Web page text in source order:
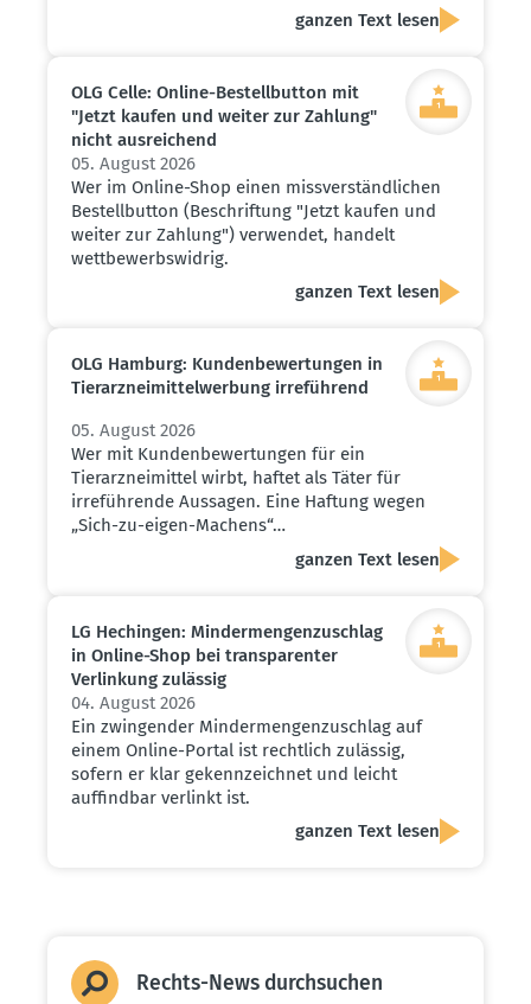
ganzen Text lesen
OLG Celle: Online-Bestell­button mit
"Jetzt kaufen und weiter zur Zahlung"
nicht ausrei­chend
05. August 2026
Wer im Online-Shop einen missverständlichen
Bestellbutton (Beschriftung "Jetzt kaufen und
weiter zur Zahlung") verwendet, handelt
wettbewerbswidrig.
ganzen Text lesen
OLG Hamburg: Kunden­be­wer­tungen in
Tierarz­nei­mit­tel­werbung irreführend
05. August 2026
Wer mit Kundenbewertungen für ein
Tierarzneimittel wirbt, haftet als Täter für
irreführende Aussagen. Eine Haftung wegen
„Sich-zu-eigen-Machens“…
ganzen Text lesen
LG Hechingen: Minder­men­gen­zu­schlag
in Online-Shop bei trans­pa­renter
Verlinkung zulässig
04. August 2026
Ein zwingender Mindermengenzuschlag auf
einem Online-Portal ist rechtlich zulässig,
sofern er klar gekennzeichnet und leicht
auffindbar verlinkt ist.
ganzen Text lesen
Rechts-News durch­suchen